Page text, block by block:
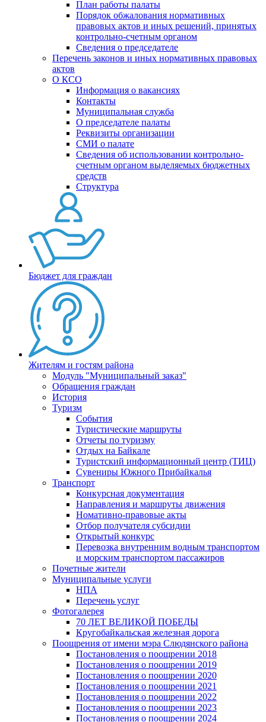
План работы палаты
Порядок обжалования нормативных
правовых актов и иных решений, принятых
контрольно-счетным органом
Сведения о председателе
Перечень законов и иных нормативных правовых
актов
О КСО
Информация о вакансиях
Контакты
Муниципальная служба
О председателе палаты
Реквизиты организации
СМИ о палате
Сведения об использовании контрольно-
счетным органом выделяемых бюджетных
средств
Структура
Бюджет для граждан
Жителям и гостям района
Модуль "Муниципальный заказ"
Обращения граждан
История
Туризм
События
Туристические маршруты
Отчеты по туризму
Отдых на Байкале
Туристский информационный центр (ТИЦ)
Сувениры Южного Прибайкалья
Транспорт
Конкурсная документация
Направления и маршруты движения
Номативно-правовые акты
Отбор получателя субсидии
Открытый конкурс
Перевозка внутренним водным транспортом
и морским транспортом пассажиров
Почетные жители
Муниципальные услуги
НПА
Перечень услуг
Фотогалерея
70 ЛЕТ ВЕЛИКОЙ ПОБЕДЫ
Кругобайкальская железная дорога
Поощрения от имени мэра Слюдянского района
Постановления о поощрении 2018
Постановления о поощрении 2019
Постановления о поощрении 2020
Постановления о поощрении 2021
Постановления о поощрении 2022
Постановления о поощрении 2023
Постановления о поощрении 2024